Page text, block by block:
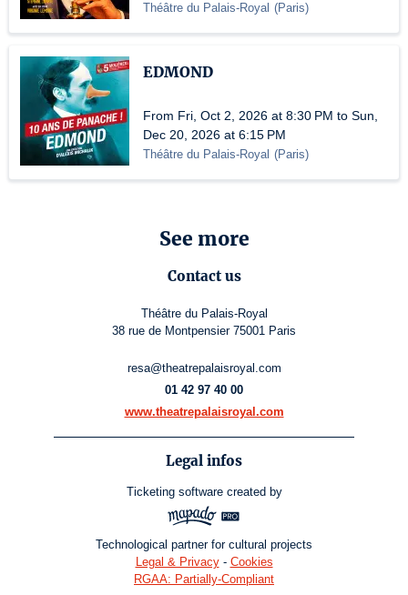
Théâtre du Palais-Royal (Paris)
EDMOND
From Fri, Oct 2, 2026 at 8:30 PM to Sun,
Dec 20, 2026 at 6:15 PM
Théâtre du Palais-Royal (Paris)
See more
Contact us
Théâtre du Palais-Royal
38 rue de Montpensier 75001 Paris
resa@theatrepalaisroyal.com
01 42 97 40 00
www.theatrepalaisroyal.com
Legal infos
Ticketing software created by
Technological partner for cultural projects
Legal & Privacy- Cookies
RGAA: Partially-Compliant